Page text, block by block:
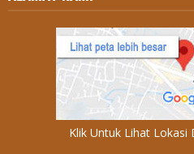
Klik Untuk Lihat Lokasi